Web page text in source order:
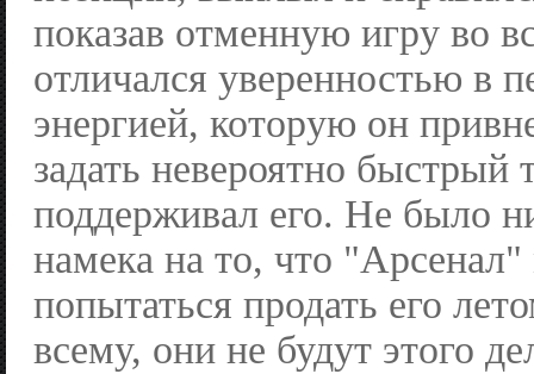
показав отменную игру во
отличался уверенностью в
энергией, которую он
задать невероятно быстрый
поддерживал его. Не было
намека на то, что
попытаться продать его
всему, они не будут этого